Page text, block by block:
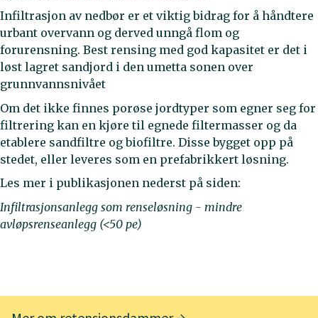
Infiltrasjon av nedbør er et viktig bidrag for å håndtere
urbant overvann og derved unngå flom og
forurensning. Best rensing med god kapasitet er det i
løst lagret sandjord i den umetta sonen over
grunnvannsnivået
Om det ikke finnes porøse jordtyper som egner seg for
filtrering kan en kjøre til egnede filtermasser og da
etablere sandfiltre og biofiltre. Disse bygget opp på
stedet, eller leveres som en prefabrikkert løsning.
Les mer i publikasjonen nederst på siden:
Infiltrasjonsanlegg som renseløsning - mindre
avløpsrenseanlegg (<50 pe)